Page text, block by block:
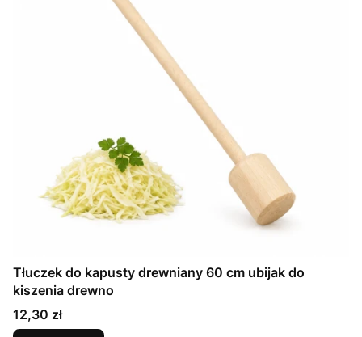
Tłuczek do kapusty drewniany 60 cm ubijak do
kiszenia drewno
Cena
12,30 zł